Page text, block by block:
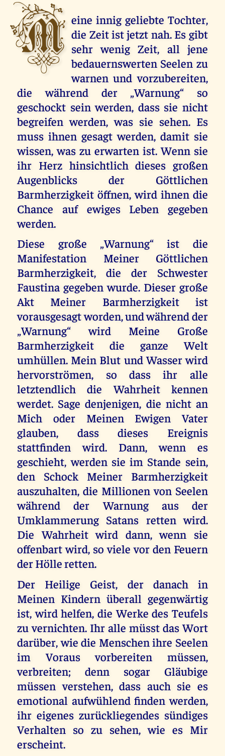
M eine innig geliebte Tochter,
die Zeit ist jetzt nah. Es gibt
sehr wenig Zeit, all jene
bedauernswerten Seelen zu
warnen und vorzubereiten,
die während der „Warnung“ so
geschockt sein werden, dass sie nicht
begreifen werden, was sie sehen. Es
muss ihnen gesagt werden, damit sie
wissen, was zu erwarten ist. Wenn sie
ihr Herz hinsichtlich dieses großen
Augenblicks der Göttlichen
Barmherzigkeit öffnen, wird ihnen die
Chance auf ewiges Leben gegeben
werden.
Diese große „Warnung“ ist die
Manifestation Meiner Göttlichen
Barmherzigkeit, die der Schwester
Faustina gegeben wurde. Dieser große
Akt Meiner Barmherzigkeit ist
vorausgesagt worden, und während der
„Warnung“ wird Meine Große
Barmherzigkeit die ganze Welt
umhüllen. Mein Blut und Wasser wird
hervorströmen, so dass ihr alle
letztendlich die Wahrheit kennen
werdet. Sage denjenigen, die nicht an
Mich oder Meinen Ewigen Vater
glauben, dass dieses Ereignis
stattfinden wird. Dann, wenn es
geschieht, werden sie im Stande sein,
den Schock Meiner Barmherzigkeit
auszuhalten, die Millionen von Seelen
während der Warnung aus der
Umklammerung Satans retten wird.
Die Wahrheit wird dann, wenn sie
offenbart wird, so viele vor den Feuern
der Hölle retten.
Der Heilige Geist, der danach in
Meinen Kindern überall gegenwärtig
ist, wird helfen, die Werke des Teufels
zu vernichten. Ihr alle müsst das Wort
darüber, wie die Menschen ihre Seelen
im Voraus vorbereiten müssen,
verbreiten; denn sogar Gläubige
müssen verstehen, dass auch sie es
emotional aufwühlend finden werden,
ihr eigenes zurückliegendes sündiges
Verhalten so zu sehen, wie es Mir
erscheint.